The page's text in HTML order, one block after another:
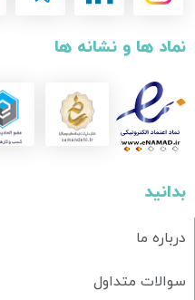
نماد ها و نشانه ها
بدانید
درباره ما
سوالات متداول